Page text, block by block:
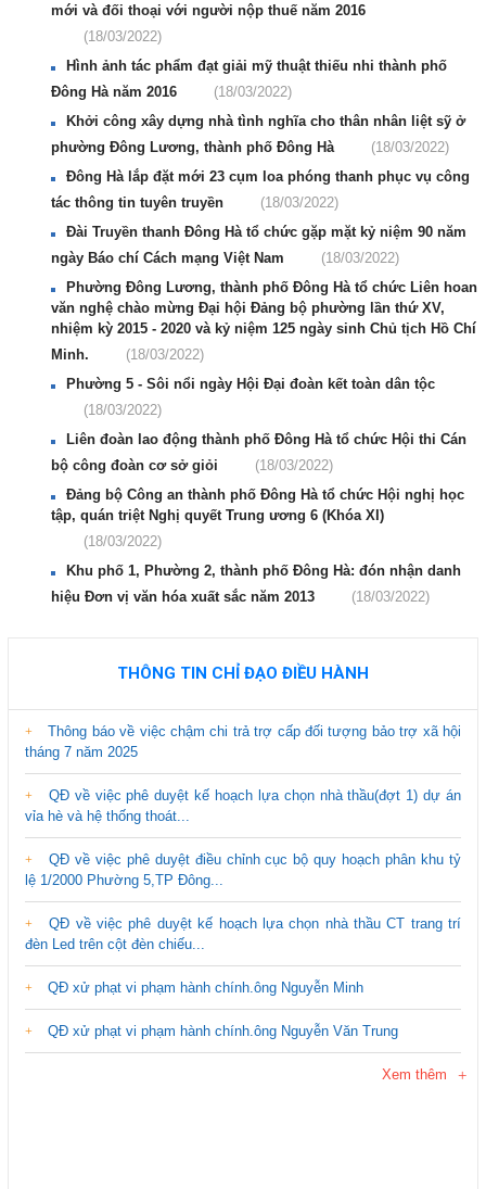
mới và đối thoại với người nộp thuế năm 2016
(18/03/2022)
Hình ảnh tác phẩm đạt giải mỹ thuật thiếu nhi thành phố
Đông Hà năm 2016
(18/03/2022)
Khởi công xây dựng nhà tình nghĩa cho thân nhân liệt sỹ ở
phường Đông Lương, thành phố Đông Hà
(18/03/2022)
Đông Hà lắp đặt mới 23 cụm loa phóng thanh phục vụ công
tác thông tin tuyên truyền
(18/03/2022)
Đài Truyền thanh Đông Hà tổ chức gặp mặt kỷ niệm 90 năm
ngày Báo chí Cách mạng Việt Nam
(18/03/2022)
Phường Đông Lương, thành phố Đông Hà tổ chức Liên hoan
văn nghệ chào mừng Đại hội Đảng bộ phường lần thứ XV,
nhiệm kỳ 2015 - 2020 và kỷ niệm 125 ngày sinh Chủ tịch Hồ Chí
Minh.
(18/03/2022)
Phường 5 - Sôi nổi ngày Hội Đại đoàn kết toàn dân tộc
(18/03/2022)
Liên đoàn lao động thành phố Đông Hà tổ chức Hội thi Cán
bộ công đoàn cơ sở giỏi
(18/03/2022)
Đảng bộ Công an thành phố Đông Hà tổ chức Hội nghị học
tập, quán triệt Nghị quyết Trung ương 6 (Khóa XI)
(18/03/2022)
Khu phố 1, Phường 2, thành phố Đông Hà: đón nhận danh
hiệu Đơn vị văn hóa xuất sắc năm 2013
(18/03/2022)
THÔNG TIN CHỈ ĐẠO ĐIỀU HÀNH
Thông báo về việc chậm chi trả trợ cấp đối tượng bảo trợ xã hội
tháng 7 năm 2025
QĐ về việc phê duyệt kế hoạch lựa chọn nhà thầu(đợt 1) dự án
vỉa hè và hệ thống thoát...
QĐ về việc phê duyệt điều chỉnh cục bộ quy hoạch phân khu tỷ
lệ 1/2000 Phường 5,TP Đông...
QĐ về việc phê duyệt kế hoạch lựa chọn nhà thầu CT trang trí
đèn Led trên cột đèn chiếu...
QĐ xử phạt vi phạm hành chính.ông Nguyễn Minh
QĐ xử phạt vi phạm hành chính.ông Nguyễn Văn Trung
Xem thêm